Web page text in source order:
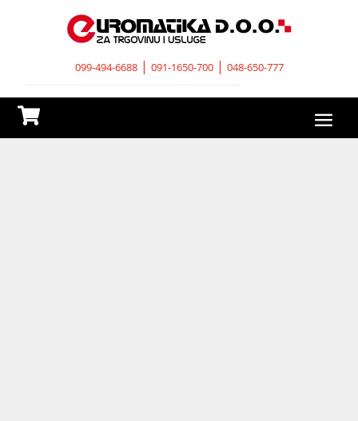
099-494-6688| 091-1650-700| 048-650-777
